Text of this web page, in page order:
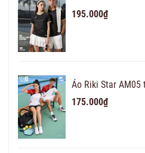
195.000₫
Áo Riki Star AM05
175.000₫